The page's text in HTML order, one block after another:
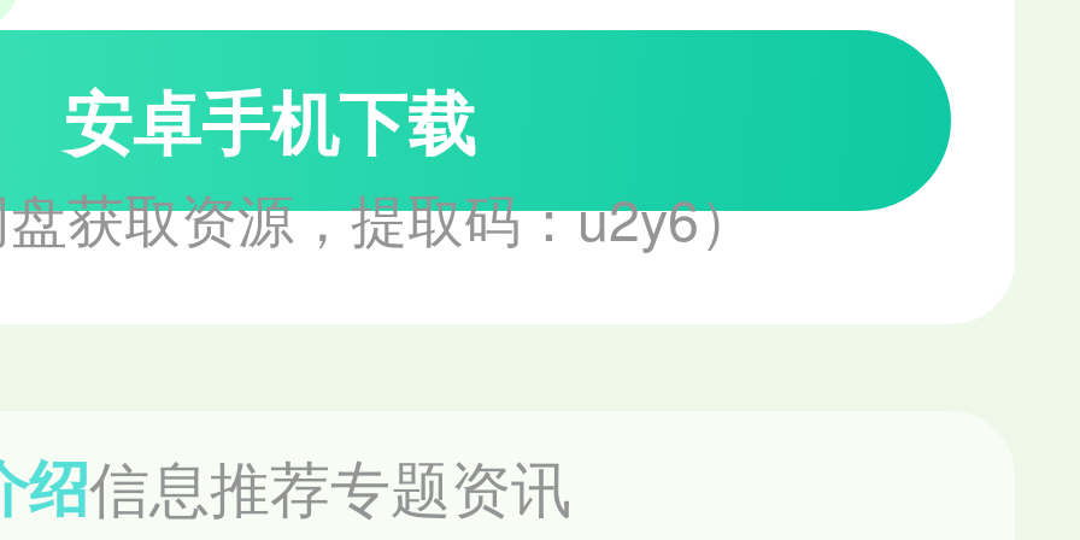
安卓手机下载
获取资源，提取码：u2y6）
绍信息推荐专题资讯